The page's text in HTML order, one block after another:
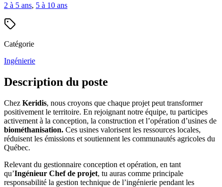
2 à 5 ans, 5 à 10 ans
Catégorie
Ingénierie
Description du poste
Chez Keridis, nous croyons que chaque projet peut transformer
positivement le territoire. En rejoignant notre équipe, tu participes
activement à la conception, la construction et l’opération d’usines de
biométhanisation. Ces usines valorisent les ressources locales,
réduisent les émissions et soutiennent les communautés agricoles du
Québec.
Relevant du gestionnaire conception et opération, en tant
qu’Ingénieur Chef de projet, tu auras comme principale
responsabilité la gestion technique de l’ingénierie pendant les